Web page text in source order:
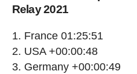
Relay 2021
France 01:25:51
USA +00:00:48
Germany +00:00:49